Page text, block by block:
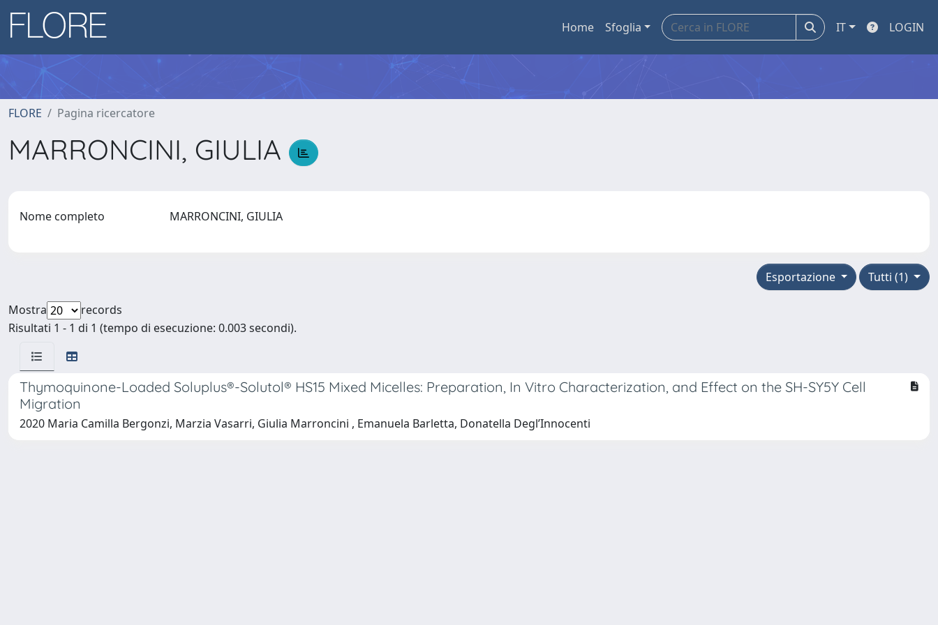
Home Sfoglia IT LOGIN
FLORE Pagina ricercatore
MARRONCINI, GIULIA
Nome completo MARRONCINI, GIULIA
Tutti (1)
Esportazione
Mostra
records
Risultati 1 - 1 di 1 (tempo di esecuzione: 0.003 secondi).
Thymoquinone-Loaded Soluplus®-Solutol® HS15 Mixed Micelles: Preparation, In Vitro Characterization, and Effect on the SH-SY5Y Cell
Migration
2020 Maria Camilla Bergonzi, Marzia Vasarri, Giulia Marroncini , Emanuela Barletta, Donatella Degl’Innocenti